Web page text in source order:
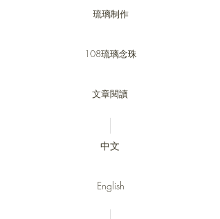
琉璃制作
108琉璃念珠
文章閱讀
中文
English